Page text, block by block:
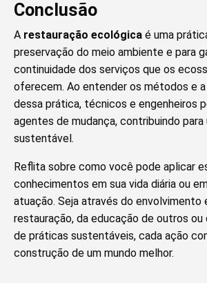
Conclusão
A restauração ecológica é uma
preservação do meio ambiente e para
continuidade dos serviços que os
oferecem. Ao entender os métodos e
dessa prática, técnicos e engenheiros
agentes de mudança, contribuindo
sustentável.
Reflita sobre como você pode aplicar
conhecimentos em sua vida diária ou
atuação. Seja através do envolvimento
restauração, da educação de outros
de práticas sustentáveis, cada ação
construção de um mundo melhor.